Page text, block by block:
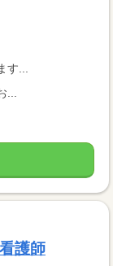
す...
...
護師